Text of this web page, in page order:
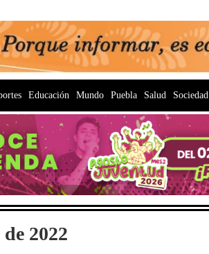
Educación Mundo Puebla Salud Sociedad
2022